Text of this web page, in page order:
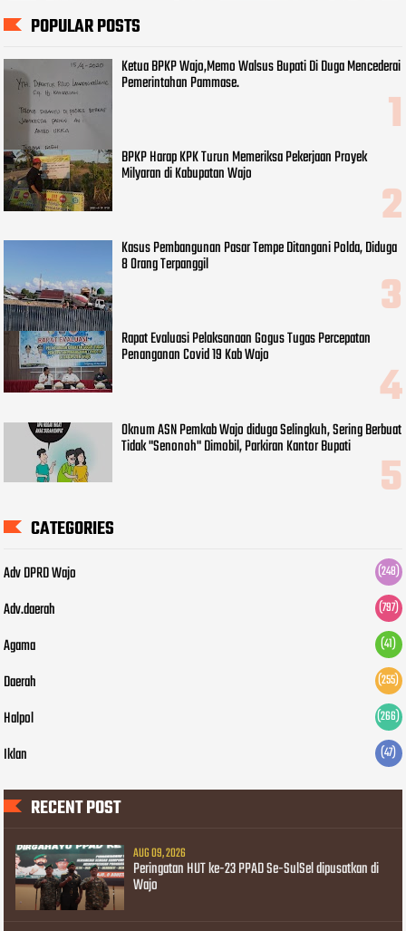
POPULAR POSTS
Ketua BPKP Wajo,Memo Walsus Bupati Di Duga Mencederai
Pemerintahan Pammase.
BPKP Harap KPK Turun Memeriksa Pekerjaan Proyek
Milyaran di Kabupatan Wajo
Kasus Pembangunan Pasar Tempe Ditangani Polda, Diduga
8 Orang Terpanggil
Rapat Evaluasi Pelaksanaan Gogus Tugas Percepatan
Penanganan Covid 19 Kab Wajo
Oknum ASN Pemkab Wajo diduga Selingkuh, Sering Berbuat
Tidak "Senonoh" Dimobil, Parkiran Kantor Bupati
CATEGORIES
Adv DPRD Wajo (248)
Adv.daerah (797)
Agama (41)
Daerah (255)
Halpol (266)
Iklan (47)
RECENT POST
AUG 09, 2026
Peringatan HUT ke-23 PPAD Se-SulSel dipusatkan di
Wajo